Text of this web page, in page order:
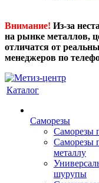
Внимание! Из-за
на рынке металлов,
отличатся от
менеджеров по
Каталог
Саморезы
Саморезы
Саморезы
металлу
шурупы